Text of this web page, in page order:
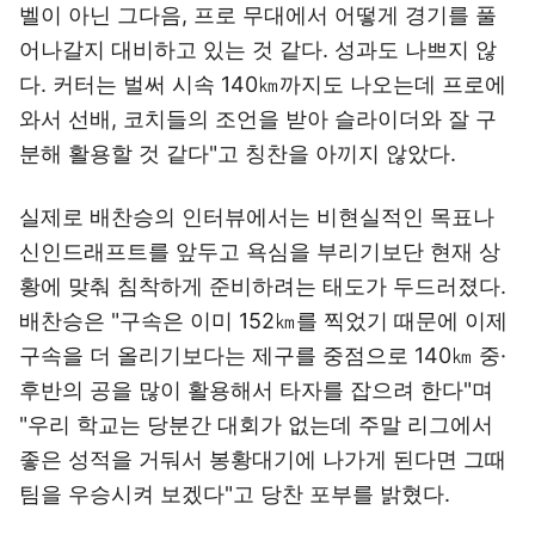
벨이 아닌 그다음, 프로 무대에서 어떻게 경기를 풀
어나갈지 대비하고 있는 것 같다. 성과도 나쁘지 않
다. 커터는 벌써 시속 140㎞까지도 나오는데 프로에
와서 선배, 코치들의 조언을 받아 슬라이더와 잘 구
분해 활용할 것 같다"고 칭찬을 아끼지 않았다.
실제로 배찬승의 인터뷰에서는 비현실적인 목표나
신인드래프트를 앞두고 욕심을 부리기보단 현재 상
황에 맞춰 침착하게 준비하려는 태도가 두드러졌다.
배찬승은 "구속은 이미 152㎞를 찍었기 때문에 이제
구속을 더 올리기보다는 제구를 중점으로 140㎞ 중·
후반의 공을 많이 활용해서 타자를 잡으려 한다"며
"우리 학교는 당분간 대회가 없는데 주말 리그에서
좋은 성적을 거둬서 봉황대기에 나가게 된다면 그때
팀을 우승시켜 보겠다"고 당찬 포부를 밝혔다.